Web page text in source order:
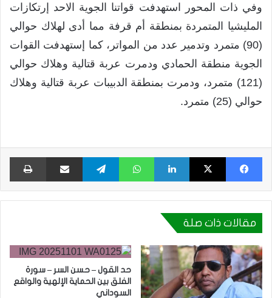
وفي ذات المحور استهدفت قواتنا الجوية الاحد إرتكازات
المليشيا المتمردة بمنطقة أم قرفة مما أدى لهلاك حوالي
(90) متمرد وتدمير عدد من المواتر، كما إستهدفت القوات
الجوية منطقة الحمادي ودمرت عربة قتالية وهلاك حوالي
(121) متمرد، ودمرت بمنطقة الدبيبات عربة قتالية وهلاك
حوالي (25) متمرد.
فيسبوك X لينكدإن واتساب تيلقرام مشاركة عبر البريد
مقالات ذات صلة
حد القول – حسن السر – سورة
الفلق بين الحماية الإلهية والواقع
السوداني